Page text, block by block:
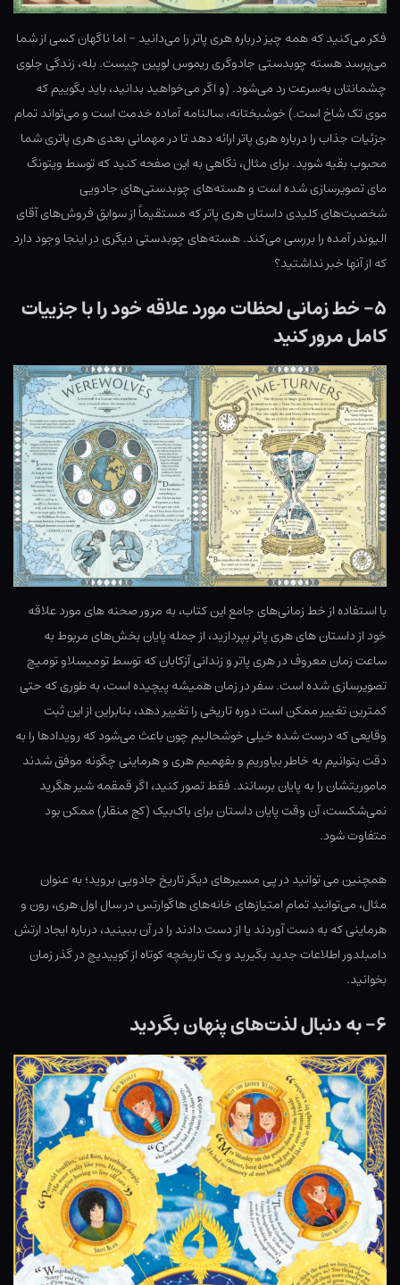
فکر می‌کنید که همه چیز درباره هری پاتر را می‌دانید – اما ناگهان کسی از شما
می‌پرسد هسته چوبدستی جادوگری ریموس لوپین چیست. بله، زندگی جلوی
چشمانتان به‌سرعت رد می‌شود. (و اگر می‌خواهید بدانید، باید بگوییم که
موی تک شاخ است.) خوشبختانه، سالنامه آماده خدمت است و می‌تواند تمام
جزئیات جذاب را درباره هری پاتر ارائه دهد تا در مهمانی بعدی هری پاتری شما
محبوب بقیه شوید. برای مثال، نگاهی به این صفحه کنید که توسط ویتونگ
مای تصویرسازی شده است و هسته‌های چوبدستی‌های جادویی
شخصیت‌های کلیدی داستان هری پاتر که مستقیماً از سوابق فروش‌های آقای
الیوندر آمده را بررسی می‌کند. هسته‌های چوبدستی دیگری در اینجا وجود دارد
که از آنها خبر نداشتید؟
۵- خط زمانی لحظات مورد علاقه خود را با جزییات
کامل مرور کنید
با استفاده از خط زمانی‌های جامع این کتاب، به مرور صحنه های مورد علاقه
خود از داستان های هری پاتر بپردازید، از جمله پایان بخش‌های مربوط به
ساعت زمان معروف در هری پاتر و زندانی آزکابان که توسط تومیسلاو تومیچ
تصویرسازی شده است. سفر در زمان همیشه پیچیده است، به طوری که حتی
کمترین تغییر ممکن است دوره تاریخی را تغییر دهد، بنابراین از این ثبت
وقایعی که درست شده خیلی خوشحالیم چون باعث می‌شود که رویدادها را به
دقت بتوانیم به خاطر بیاوریم و بفهمیم هری و هرماینی چگونه موفق شدند
ماموریتشان را به پایان برسانند. فقط تصور کنید، اگر قمقمه شیر هگرید
نمی‌شکست، آن وقت پایان داستان برای باک‌بیک (کج منقار) ممکن بود
متفاوت شود.
همچنین می توانید در پی مسیرهای دیگر تاریخ جادویی بروید؛ به عنوان
مثال، می‌توانید تمام امتیازهای خانه‌های هاگوارتس در سال اول هری، رون و
هرماینی که به دست آوردند یا از دست دادند را در آن ببینید، درباره ایجاد ارتش
دامبلدور اطلاعات جدید بگیرید و یک تاریخچه کوتاه از کوییدیچ در گذر زمان
بخوانید.
۶- به دنبال لذت‌های پنهان بگردید